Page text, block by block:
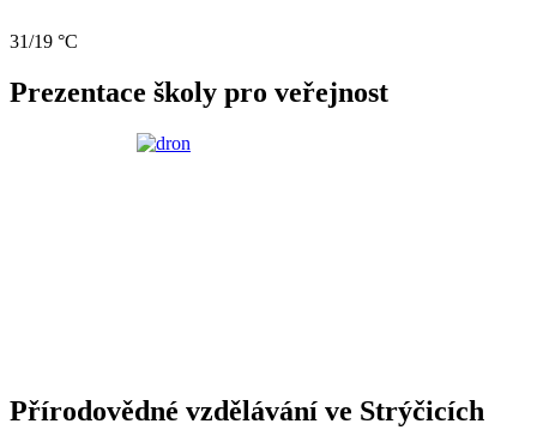
31/19 °C
Prezentace školy pro veřejnost
Přírodovědné vzdělávání ve Strýčicích